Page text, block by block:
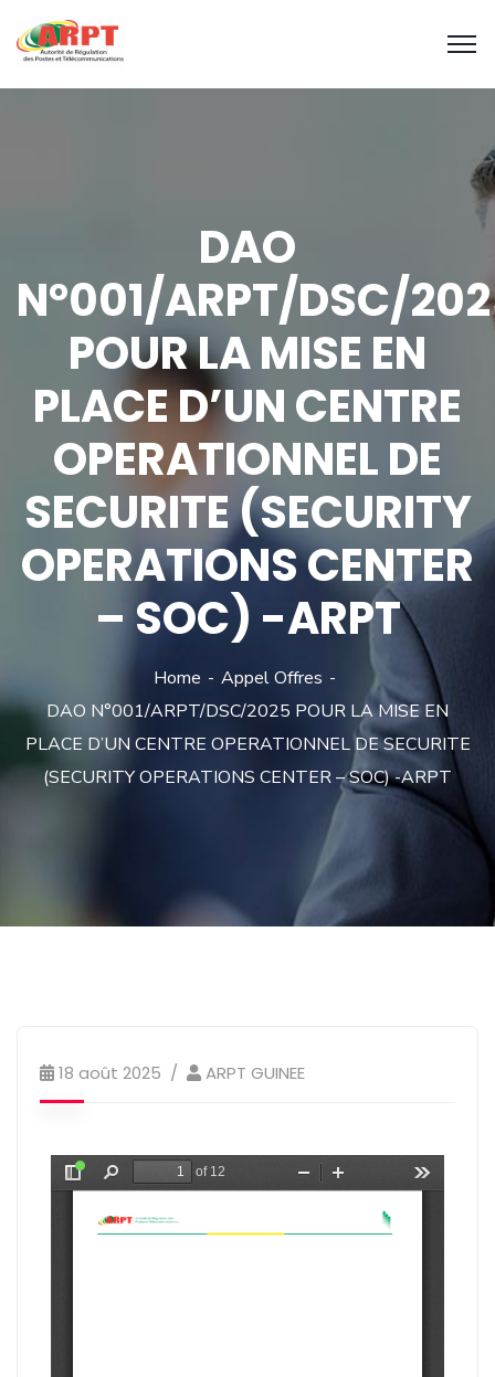
DAO
N°001/ARPT/DSC/
POUR LA MISE EN
PLACE D’UN CENTRE
OPERATIONNEL DE
SECURITE (SECURITY
OPERATIONS CENTER
– SOC) -ARPT
Home
Appel Offres
DAO N°001/ARPT/DSC/2025 POUR LA MISE EN
PLACE D’UN CENTRE OPERATIONNEL DE SECURITE
(SECURITY OPERATIONS CENTER – SOC) -ARPT
18 août 2025 ARPT GUINEE